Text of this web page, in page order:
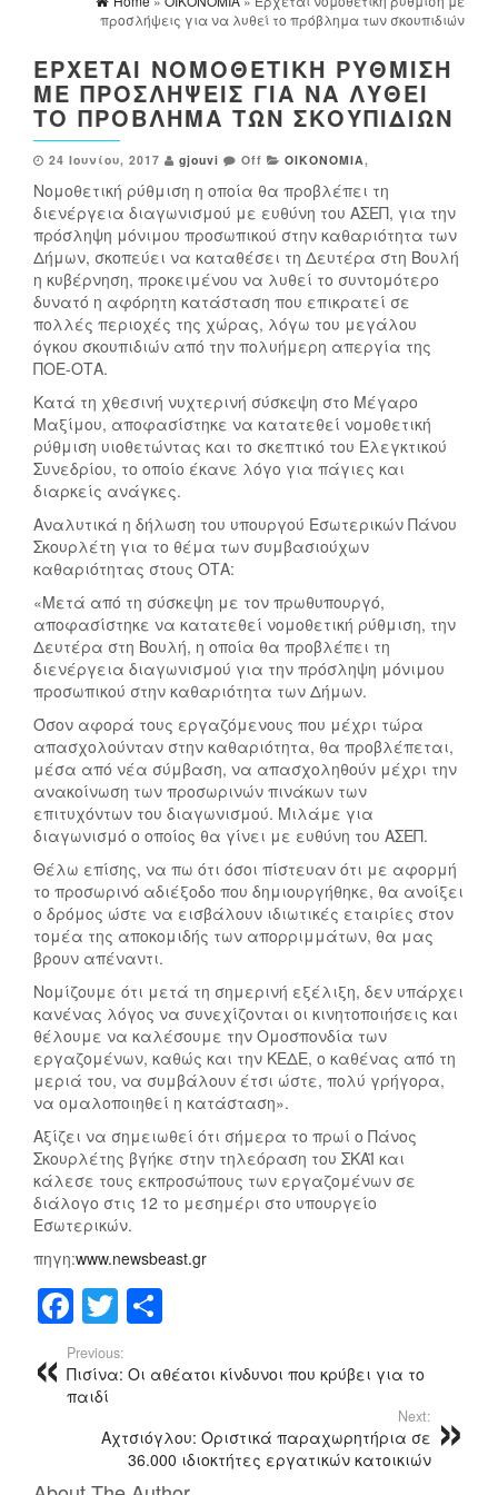
προσλήψεις για να λυθεί το πρόβλημα των σκουπιδιών
ΈΡΧΕΤΑΙ ΝΟΜΟΘΕΤΙΚΉ ΡΎΘΜΙΣΗ
ΜΕ ΠΡΟΣΛΉΨΕΙΣ ΓΙΑ ΝΑ ΛΥΘΕΊ
ΤΟ ΠΡΌΒΛΗΜΑ ΤΩΝ ΣΚΟΥΠΙΔΙΏΝ
24 Ιουνίου, 2017 gjouvi Off ΟΙΚΟΝΟΜΙΑ,
Νομοθετική ρύθμιση η οποία θα προβλέπει τη
διενέργεια διαγωνισμού με ευθύνη του ΑΣΕΠ, για την
πρόσληψη μόνιμου προσωπικού στην καθαριότητα των
Δήμων, σκοπεύει να καταθέσει τη Δευτέρα στη Βουλή
η κυβέρνηση, προκειμένου να λυθεί το συντομότερο
δυνατό η αφόρητη κατάσταση που επικρατεί σε
πολλές περιοχές της χώρας, λόγω του μεγάλου
όγκου σκουπιδιών από την πολυήμερη απεργία της
ΠΟΕ-ΟΤΑ.
Κατά τη χθεσινή νυχτερινή σύσκεψη στο Μέγαρο
Μαξίμου, αποφασίστηκε να κατατεθεί νομοθετική
ρύθμιση υιοθετώντας και το σκεπτικό του Ελεγκτικού
Συνεδρίου, το οποίο έκανε λόγο για πάγιες και
διαρκείς ανάγκες.
Αναλυτικά η δήλωση του υπουργού Εσωτερικών Πάνου
Σκουρλέτη για το θέμα των συμβασιούχων
καθαριότητας στους ΟΤΑ:
«Μετά από τη σύσκεψη με τον πρωθυπουργό,
αποφασίστηκε να κατατεθεί νομοθετική ρύθμιση, την
Δευτέρα στη Βουλή, η οποία θα προβλέπει τη
διενέργεια διαγωνισμού για την πρόσληψη μόνιμου
προσωπικού στην καθαριότητα των Δήμων.
Όσον αφορά τους εργαζόμενους που μέχρι τώρα
απασχολούνταν στην καθαριότητα, θα προβλέπεται,
μέσα από νέα σύμβαση, να απασχοληθούν μέχρι την
ανακοίνωση των προσωρινών πινάκων των
επιτυχόντων του διαγωνισμού. Μιλάμε για
διαγωνισμό ο οποίος θα γίνει με ευθύνη του ΑΣΕΠ.
Θέλω επίσης, να πω ότι όσοι πίστευαν ότι με αφορμή
το προσωρινό αδιέξοδο που δημιουργήθηκε, θα ανοίξει
ο δρόμος ώστε να εισβάλουν ιδιωτικές εταιρίες στον
τομέα της αποκομιδής των απορριμμάτων, θα μας
βρουν απέναντι.
Νομίζουμε ότι μετά τη σημερινή εξέλιξη, δεν υπάρχει
κανένας λόγος να συνεχίζονται οι κινητοποιήσεις και
θέλουμε να καλέσουμε την Ομοσπονδία των
εργαζομένων, καθώς και την ΚΕΔΕ, ο καθένας από τη
μεριά του, να συμβάλουν έτσι ώστε, πολύ γρήγορα,
να ομαλοποιηθεί η κατάσταση».
Αξίζει να σημειωθεί ότι σήμερα το πρωί ο Πάνος
Σκουρλέτης βγήκε στην τηλεόραση του ΣΚΑΪ και
κάλεσε τους εκπροσώπους των εργαζομένων σε
διάλογο στις 12 το μεσημέρι στο υπουργείο
Εσωτερικών.
πηγη:www.newsbeast.gr
F
a
c
e
o
T
wi
tt ρ
σ
τ
Previous:
Πισίνα: Οι αθέατοι κίνδυνοι που κρύβει για το
παιδί
Next:
Αχτσιόγλου: Οριστικά παραχωρητήρια σε
36.000 ιδιοκτήτες εργατικών κατοικιών